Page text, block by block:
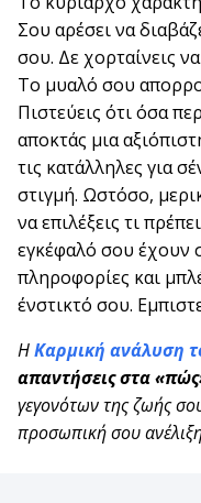
Σου αρέσει να
σου. Δε χορταίνεις
Το μυαλό σου
Πιστεύεις ότι όσα
αποκτάς μια
τις κατάλληλες για
στιγμή. Ωστόσο,
να επιλέξεις τι
εγκέφαλό σου έχουν
πληροφορίες και
ένστικτό σου.
ΗΚαρμική ανάλυση
απαντήσεις στα
γεγονότων της ζωής
προσωπική σου